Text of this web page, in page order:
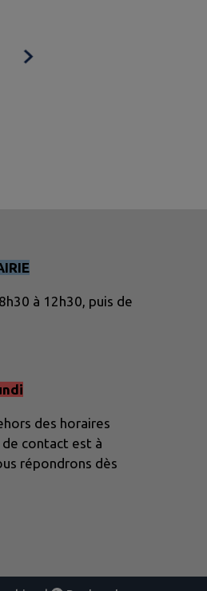
à 12h30, puis de
des horaires
contact est à
répondrons dès